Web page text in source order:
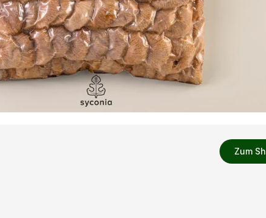
Zum